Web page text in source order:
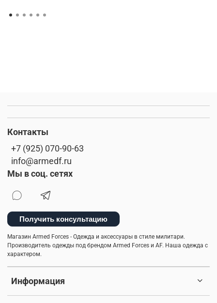
Информация
Контакты
+7 (925) 070-90-63
info@armedf.ru
Мы в соц. сетях
Получить консультацию
Магазин Armed Forces - Одежда и аксессуары в стиле милитари.
Производитель одежды под брендом Armed Forces и AF. Наша одежда с
характером.